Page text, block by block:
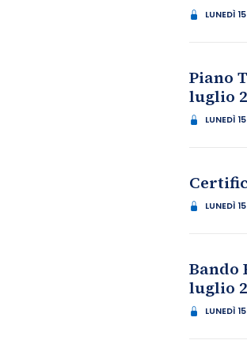
LUNEDÌ
Piano
luglio
LUNEDÌ
LUNEDÌ
Bando
luglio
LUNEDÌ